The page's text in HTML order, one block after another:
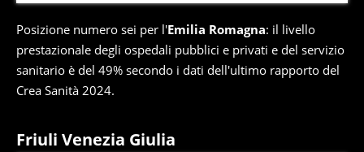
Posizione numero sei per l'Emilia Romagna: il livello
prestazionale degli ospedali pubblici e privati e del servizio
sanitario è del 49% secondo i dati dell'ultimo rapporto del
Crea Sanità 2024.
Friuli Venezia Giulia